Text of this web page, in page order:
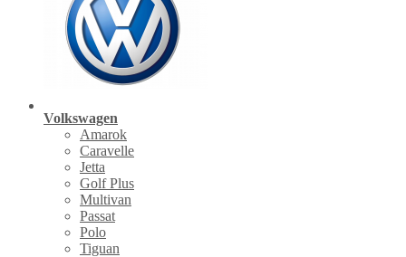
Volkswagen
Amarok
Caravelle
Jetta
Golf Plus
Multivan
Passat
Polo
Tiguan